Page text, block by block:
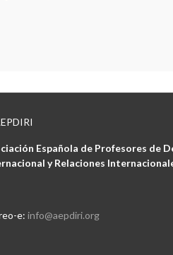
Española de Profesores de
y Relaciones
e: info@aepdiri.org